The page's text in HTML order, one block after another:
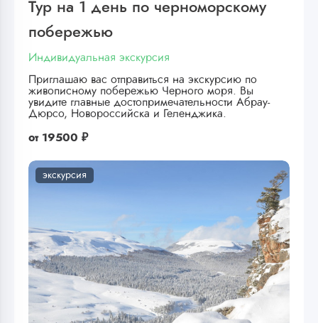
Тур на 1 день по черноморскому
побережью
Индивидуальная экскурсия
Приглашаю вас отправиться на экскурсию по
живописному побережью Черного моря. Вы
увидите главные достопримечательности Абрау-
Дюрсо, Новороссийска и Геленджика.
от 19500 ₽
экскурсия